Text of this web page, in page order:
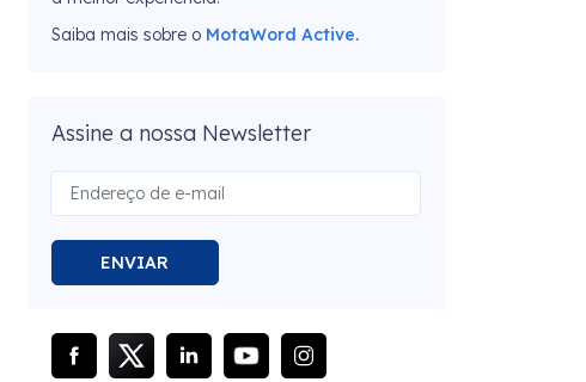
Saiba mais sobre o MotaWord Active.
Assine a nossa Newsletter
ENVIAR